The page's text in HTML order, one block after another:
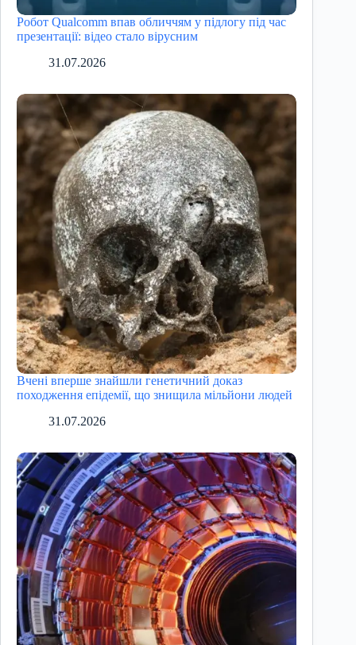
Робот Qualcomm впав обличчям у підлогу під час
презентації: відео стало вірусним
31.07.2026
Вчені вперше знайшли генетичний доказ
походження епідемії, що знищила мільйони людей
31.07.2026